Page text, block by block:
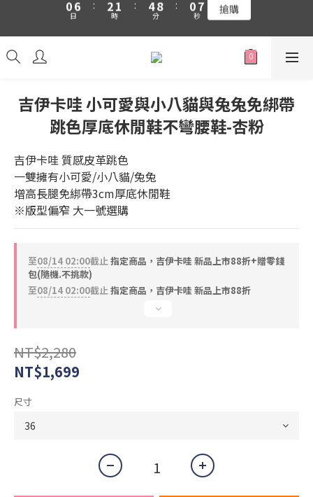
吉伊卡哇 新品上市88折+滿件贈零錢包(隨機)
5
4
3
日
1
0
0
時
3
2
1
0
7
6
5
4
1
0
分
6
5
4
0
秒
吉伊卡哇 小可愛與小八貓與兔兔免綁帶
跳色厚底休閒鞋不彎腰鞋-杏粉
吉伊卡哇 質感皮革跳色
一雙擁有小可愛/小八貓/兔兔
增高長腿免綁帶3cm厚底休閒鞋
※版型偏窄 大一號選購
至08/14 02:00截止指定商品，吉伊卡哇 新品上市88折+贈零錢
包(隨機.不挑款)
至08/14 02:00截止指定商品，吉伊卡哇 新品上市88折
NT$2,280
NT$1,699
尺寸